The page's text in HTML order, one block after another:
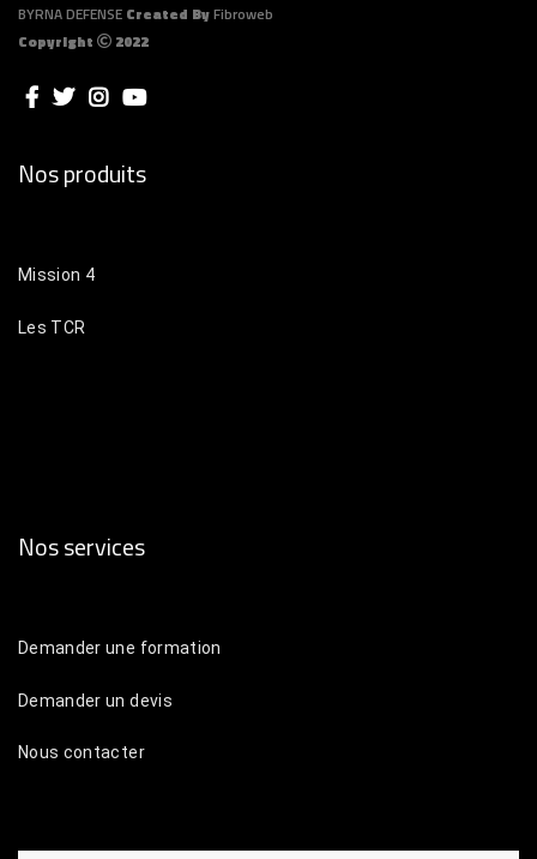
BYRNA DEFENSE Created ByFibroweb
Copyright
2022
Nos produits
Mission 4
Les TCR
Nos services
Demander une formation
Demander un devis
Nous contacter